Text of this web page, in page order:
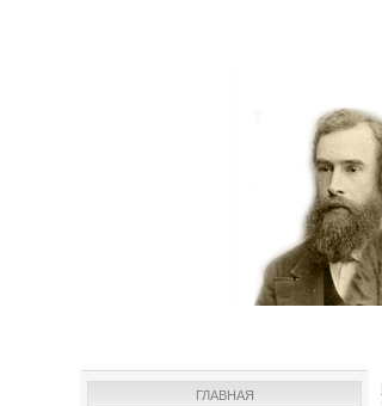
ГЛАВНАЯ